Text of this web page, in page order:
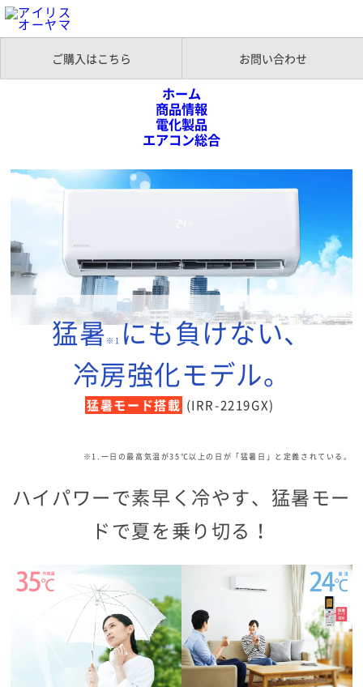
ご購入はこちら お問い合わせ
ホーム
商品情報
電化製品
エアコン総合
猛暑※1にも負けない、
冷房強化モデル。
猛暑モード搭載 (IRR-2219GX)
※1.一日の最高気温が35℃以上の日が「猛暑日」と定義されている。
ハイパワーで素早く冷やす、猛暑モー
ドで夏を乗り切る！